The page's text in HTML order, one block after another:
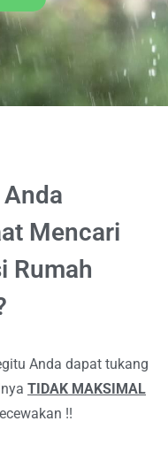
Mencari
Rumah
Anda dapat tukang
TIDAK MAKSIMAL
!!